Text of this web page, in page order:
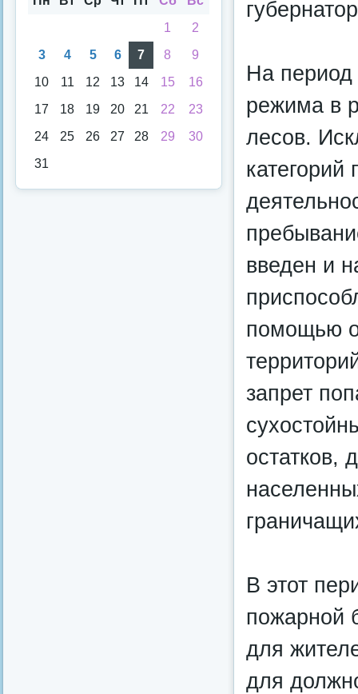
На период
режима в
лесов.
введен и
помощью
запрет
остатков,
В этот
пожарной
для
для
1
2
3
4 5 6 7 8
9
10
11 12 13 14 15
16
17
18 19 20 21 22
23
24
25 26 27 28 29
30
31